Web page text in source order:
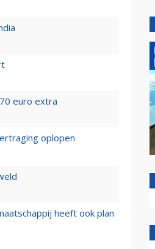
euro extra
oplopen
heeft ook plan